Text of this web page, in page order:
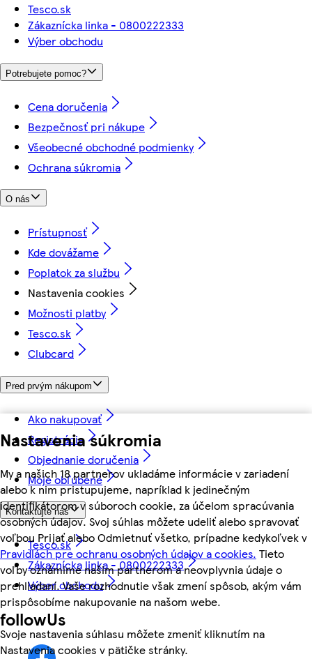
Nastavenia súkromia
My a našich 18 partnerov ukladáme informácie v zariadení
alebo k nim pristupujeme, napríklad k jedinečným
identifikátorom v súboroch cookie, za účelom spracúvania
osobných údajov. Svoj súhlas môžete udeliť alebo spravovať
voľbou Prijať alebo Odmietnuť všetko, prípadne kedykoľvek v
Pravidlách pre ochranu osobných údajov a cookies. Tieto
voľby oznámime našim partnerom a neovplyvnia údaje o
prehliadaní. Vaše rozhodnutie však zmení spôsob, akým vám
prispôsobíme nakupovanie na našom webe.
Svoje nastavenia súhlasu môžete zmeniť kliknutím na
Nastavenia cookies v pätičke stránky.
Tesco.sk
Zákaznícka linka - 0800222333
Výber obchodu
Potrebujete pomoc?
Cena doručenia
Bezpečnosť pri nákupe
Všeobecné obchodné podmienky
Ochrana súkromia
O nás
Prístupnosť
Kde dovážame
Poplatok za službu
Nastavenia cookies
Možnosti platby
Tesco.sk
Clubcard
Pred prvým nákupom
Ako nakupovať
Registrácia
Objednanie doručenia
Moje obľúbené
Kontaktujte nás
Tesco.sk
Zákaznícka linka - 0800222333
Výber obchodu
followUs